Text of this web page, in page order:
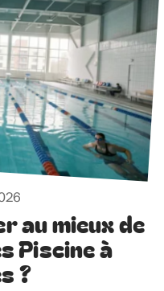
au mieux de
Piscine à
?